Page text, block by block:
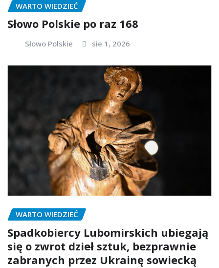
WARTO WIEDZIEĆ
Słowo Polskie po raz 168
Słowo Polskie sie 1, 2026
WARTO WIEDZIEĆ
Spadkobiercy Lubomirskich ubiegają
się o zwrot dzieł sztuk, bezprawnie
zabranych przez Ukrainę sowiecką